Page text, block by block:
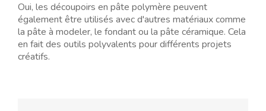
Oui, les découpoirs en pâte polymère peuvent
également être utilisés avec d'autres matériaux comme
la pâte à modeler, le fondant ou la pâte céramique. Cela
en fait des outils polyvalents pour différents projets
créatifs.